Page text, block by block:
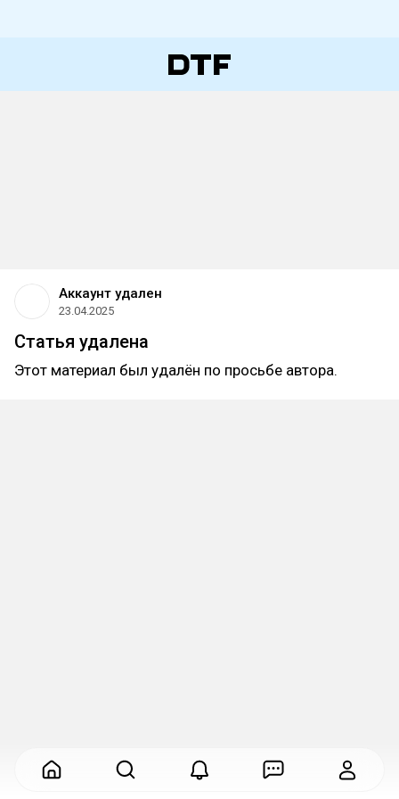
Аккаунт удален
23.04.2025
Статья удалена
Этот материал был удалён по просьбе автора.